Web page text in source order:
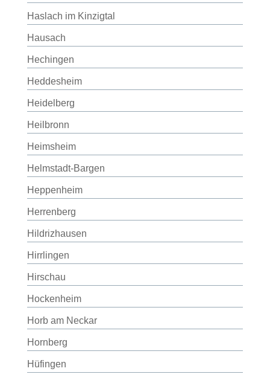
Haslach im Kinzigtal
Hausach
Hechingen
Heddesheim
Heidelberg
Heilbronn
Heimsheim
Helmstadt-Bargen
Heppenheim
Herrenberg
Hildrizhausen
Hirrlingen
Hirschau
Hockenheim
Horb am Neckar
Hornberg
Hüfingen